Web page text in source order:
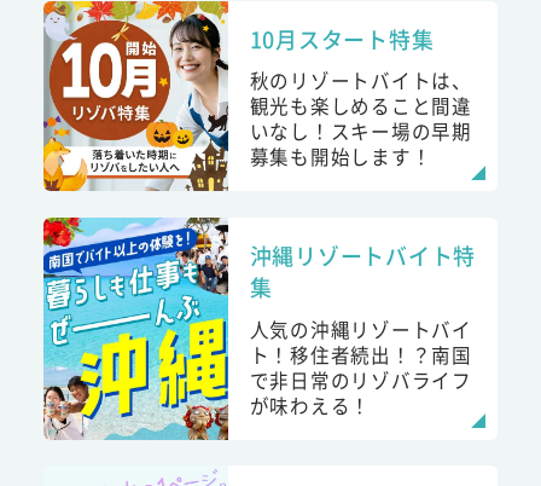
10月スタート特集
秋のリゾートバイトは、
観光も楽しめること間違
いなし！スキー場の早期
募集も開始します！
沖縄リゾートバイト特
集
人気の沖縄リゾートバイ
ト！移住者続出！？南国
で非日常のリゾバライフ
が味わえる！